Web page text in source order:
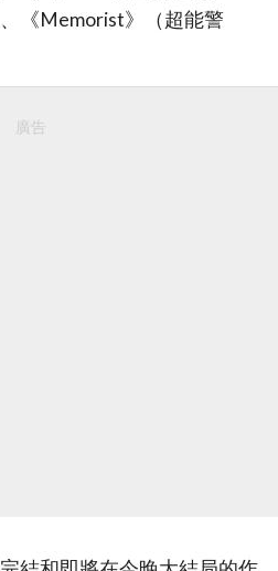
《Memorist》（超能警
廣告